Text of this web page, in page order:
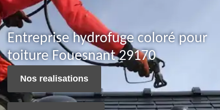
Entreprise hydrofuge coloré pour
toiture Fouesnant 29170
Nos realisations